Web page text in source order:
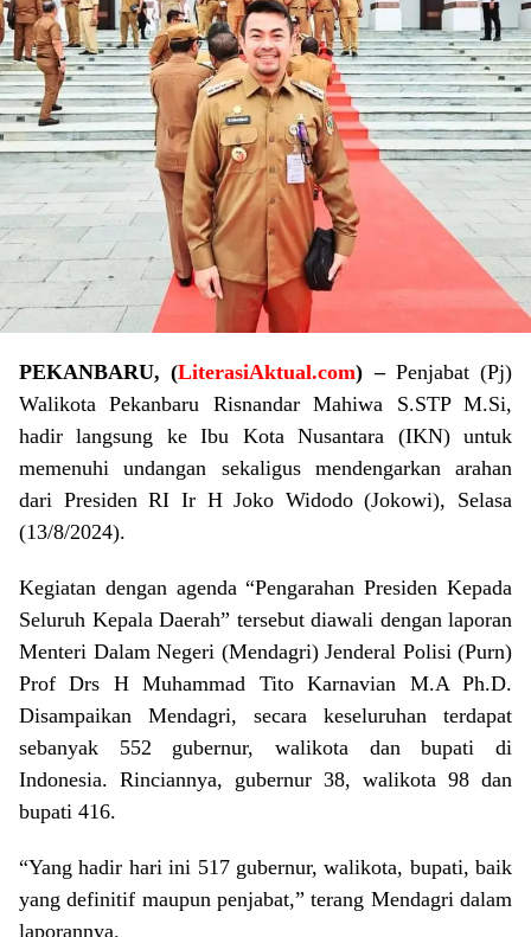
PEKANBARU, (LiterasiAktual.com) –Penjabat (Pj)
Walikota Pekanbaru Risnandar Mahiwa S.STP M.Si,
hadir langsung ke Ibu Kota Nusantara (IKN) untuk
memenuhi undangan sekaligus mendengarkan arahan
dari Presiden RI Ir H Joko Widodo (Jokowi), Selasa
(13/8/2024).
Kegiatan dengan agenda “Pengarahan Presiden Kepada
Seluruh Kepala Daerah” tersebut diawali dengan laporan
Menteri Dalam Negeri (Mendagri) Jenderal Polisi (Purn)
Prof Drs H Muhammad Tito Karnavian M.A Ph.D.
Disampaikan Mendagri, secara keseluruhan terdapat
sebanyak 552 gubernur, walikota dan bupati di
Indonesia. Rinciannya, gubernur 38, walikota 98 dan
bupati 416.
“Yang hadir hari ini 517 gubernur, walikota, bupati, baik
yang definitif maupun penjabat,” terang Mendagri dalam
laporannya.